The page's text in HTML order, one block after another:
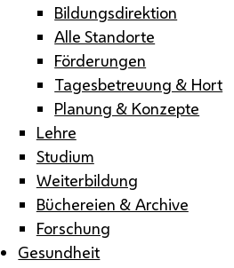
Bildungsdirektion
Alle Standorte
Förderungen
Tagesbetreuung & Hort
Planung & Konzepte
Lehre
Studium
Weiterbildung
Büchereien & Archive
Forschung
Gesundheit